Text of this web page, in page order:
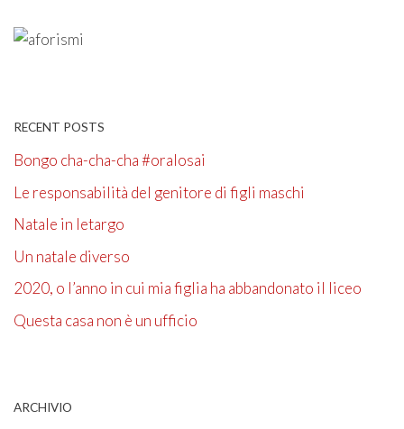
RECENT POSTS
Bongo cha-cha-cha #oralosai
Le responsabilità del genitore di figli maschi
Natale in letargo
Un natale diverso
2020, o l’anno in cui mia figlia ha abbandonato il liceo
Questa casa non è un ufficio
ARCHIVIO